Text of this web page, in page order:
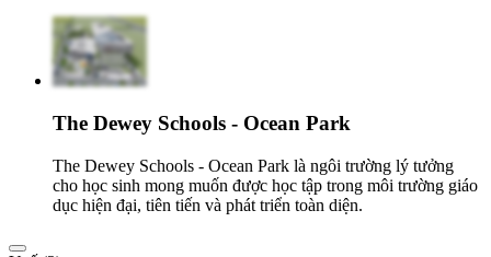
The Dewey Schools - Ocean Park
The Dewey Schools - Ocean Park là ngôi trường lý tưởng
cho học sinh mong muốn được học tập trong môi trường giáo
dục hiện đại, tiên tiến và phát triển toàn diện.